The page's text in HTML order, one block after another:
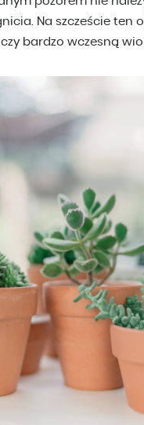
Na szczeście ten
bardzo wczesną